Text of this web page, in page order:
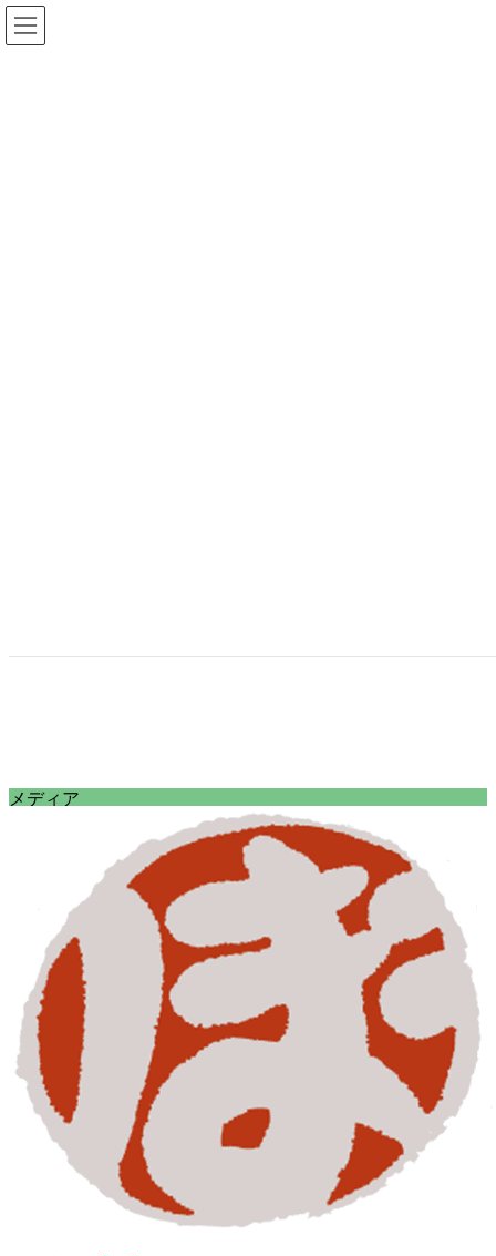
コ
プ
ナ
動
メディア
メディア
dog_senior_care_03
2025年1月10日 / 最終更新日時 : 2025年6月5日 inobon
dog_senior_care_03